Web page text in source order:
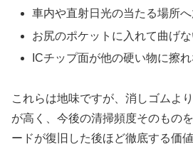
車内や直射日光の当たる場所
お尻のポケットに入れて曲げな
ICチップ面が他の硬い物に擦
これらは地味ですが、消しゴムよ
が高く、今後の清掃頻度そのもの
ードが復旧した後ほど徹底する価値